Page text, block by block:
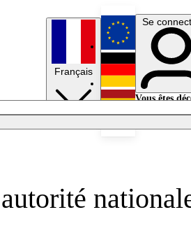
Français
English
Deutsch
Se
Vous êtes